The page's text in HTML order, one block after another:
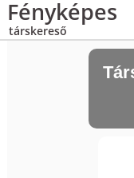
Fényképes
társkereső